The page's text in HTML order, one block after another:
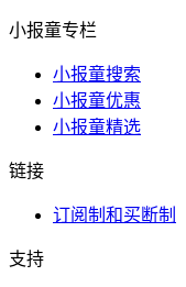
小报童专栏
小报童搜索
小报童优惠
小报童精选
链接
订阅制和买断制
支持